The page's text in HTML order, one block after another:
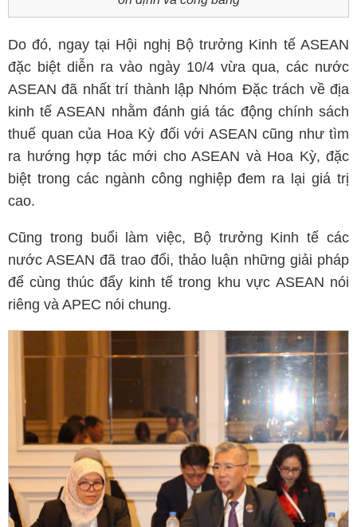
Do đó, ngay tại Hội nghị Bộ trưởng Kinh tế ASEAN
đặc biệt diễn ra vào ngày 10/4 vừa qua, các nước
ASEAN đã nhất trí thành lập Nhóm Đặc trách về địa
kinh tế ASEAN nhằm đánh giá tác động chính sách
thuế quan của Hoa Kỳ đối với ASEAN cũng như tìm
ra hướng hợp tác mới cho ASEAN và Hoa Kỳ, đặc
biệt trong các ngành công nghiệp đem ra lại giá trị
cao.
Cũng trong buổi làm việc, Bộ trưởng Kinh tế các
nước ASEAN đã trao đổi, thảo luận những giải pháp
để cùng thúc đẩy kinh tế trong khu vực ASEAN nói
riêng và APEC nói chung.